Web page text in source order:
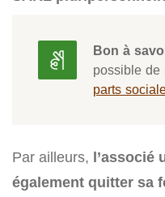
Bon à
possible de
parts
Par ailleurs, l’associé
également quitter sa